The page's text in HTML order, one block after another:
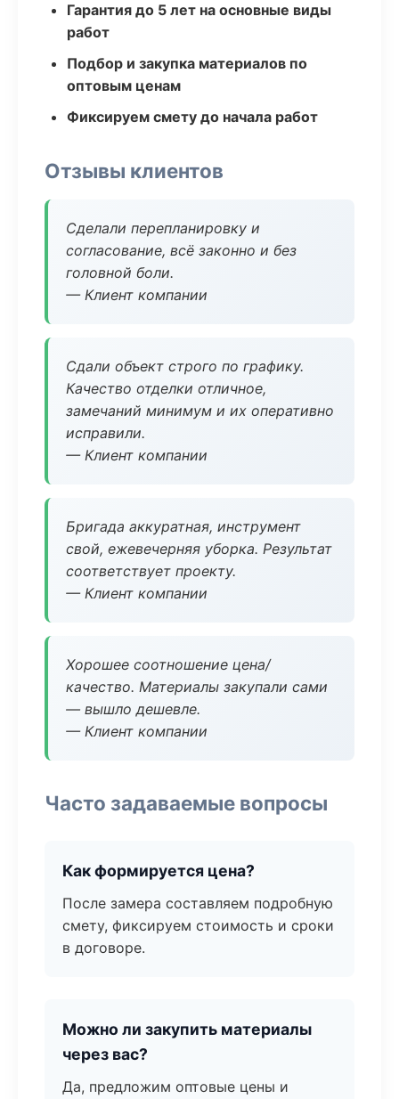
Гарантия до 5 лет на основные виды
работ
Подбор и закупка материалов по
оптовым ценам
Фиксируем смету до начала работ
Отзывы клиентов
Сделали перепланировку и
согласование, всё законно и без
головной боли.
— Клиент компании
Сдали объект строго по графику.
Качество отделки отличное,
замечаний минимум и их оперативно
исправили.
— Клиент компании
Бригада аккуратная, инструмент
свой, ежевечерняя уборка. Результат
соответствует проекту.
— Клиент компании
Хорошее соотношение цена/
качество. Материалы закупали сами
— вышло дешевле.
— Клиент компании
Часто задаваемые вопросы
Как формируется цена?
После замера составляем подробную
смету, фиксируем стоимость и сроки
в договоре.
Можно ли закупить материалы
через вас?
Да, предложим оптовые цены и